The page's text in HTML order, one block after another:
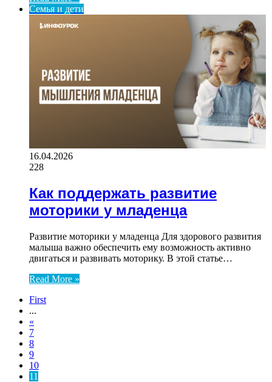
Семья и дети
16.04.2026
228
Как поддержать развитие
моторики у младенца
Развитие моторики у младенца Для здорового развития
малыша важно обеспечить ему возможность активно
двигаться и развивать моторику. В этой статье…
Read More »
First
...
«
7
8
9
10
11